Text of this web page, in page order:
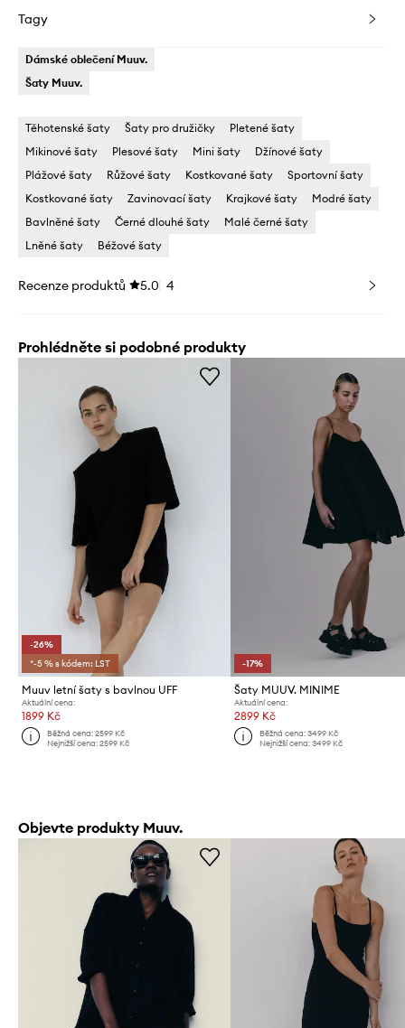
Tagy
Dámské oblečení Muuv.
Šaty Muuv.
Těhotenské šaty Šaty pro družičky
Pletené šaty
Mikinové šaty
Plesové šaty Mini šaty
Džínové šaty
Plážové šaty
Růžové šaty Kostkované šaty
Sportovní šaty
Kostkované šaty
Zavinovací šaty Krajkové šaty
Modré šaty
Bavlněné šaty
Černé dlouhé šaty
Malé černé šaty
Lněné šaty
Béžové šaty
Recenze produktů 5.0 4
Prohlédněte si podobné produkty
-26%
*-5 % s kódem: LST
Muuv letní šaty s bavlnou UFF
Aktuální cena:
1899 Kč
Běžná cena:2599 Kč
Nejnižší cena:2599 Kč
-17%
Šaty MUUV. MINIME
Aktuální cena:
2899 Kč
Běžná cena: 3499 Kč
Nejnižší cena: 3499 Kč
Objevte produkty Muuv.